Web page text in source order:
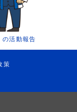
活動報告
策